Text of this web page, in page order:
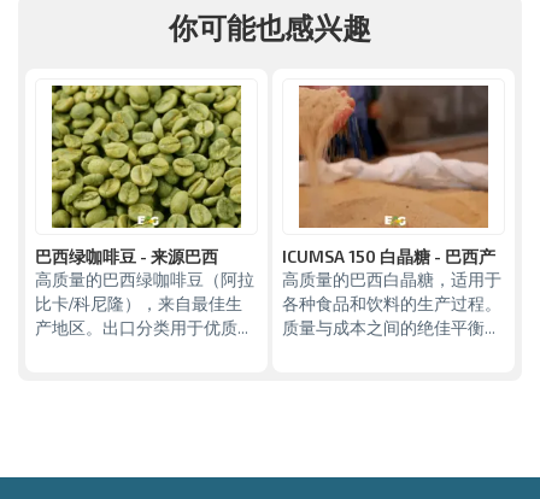
你可能也感兴趣
巴西绿咖啡豆 - 来源巴西
高质量的巴西绿咖啡豆（阿拉
比卡/科尼隆），来自最佳生
产地区。出口分类用于优质烘
60公斤的黄麻袋。 集装
ICUMSA 150 白晶糖 - 巴西产
高质量的巴西白晶糖，适用于
各种食品和饮料的生产过程。
质量与成本之间的绝佳平衡。